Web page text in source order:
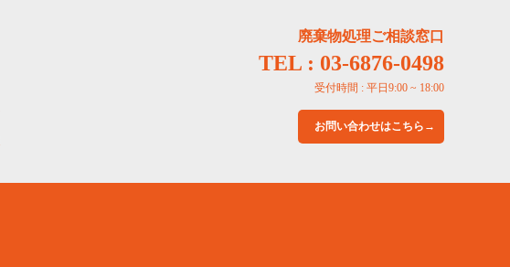
廃棄物処理ご相談窓口
TEL : 03-6876-0498
受付時間 : 平日9:00 ~ 18:00
お問い合わせはこちら→